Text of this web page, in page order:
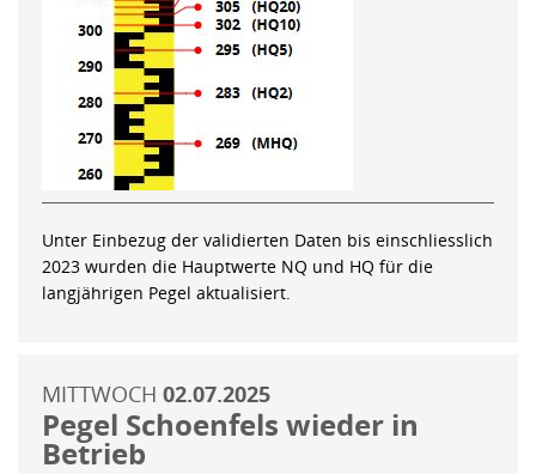
Unter Einbezug der validierten Daten bis einschliesslich
2023 wurden die Hauptwerte NQ und HQ für die
langjährigen Pegel aktualisiert.
MITTWOCH 02.07.2025
Pegel Schoenfels wieder in
Betrieb